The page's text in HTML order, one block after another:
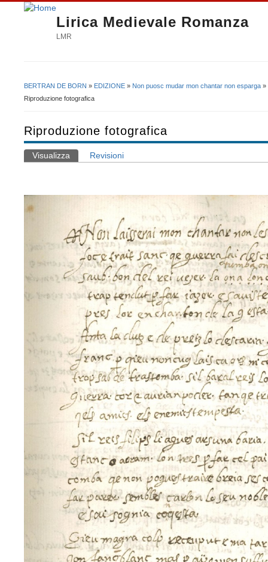
Lirica Medievale Romanza
LMR
Tu sei qui
BERTRAN DE BORN » EDIZIONE » Non puosc mudar mon chantar non esparga »
Riproduzione fotografica
Riproduzione fotografica
Schede primarie
Visualizza (scheda attiva)
Revisioni